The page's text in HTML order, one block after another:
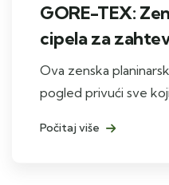
GORE-TEX:
cipela za
Ova zenska
pogled privući sve
Počitaj više